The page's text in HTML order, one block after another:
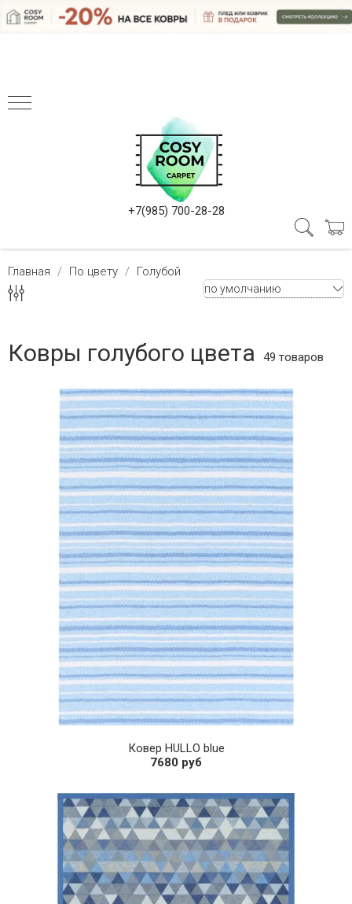
+7(985) 700-28-28
Главная По цвету Голубой
Ковры голубого цвета 49 товаров
Ковер HULLO blue
7680 руб